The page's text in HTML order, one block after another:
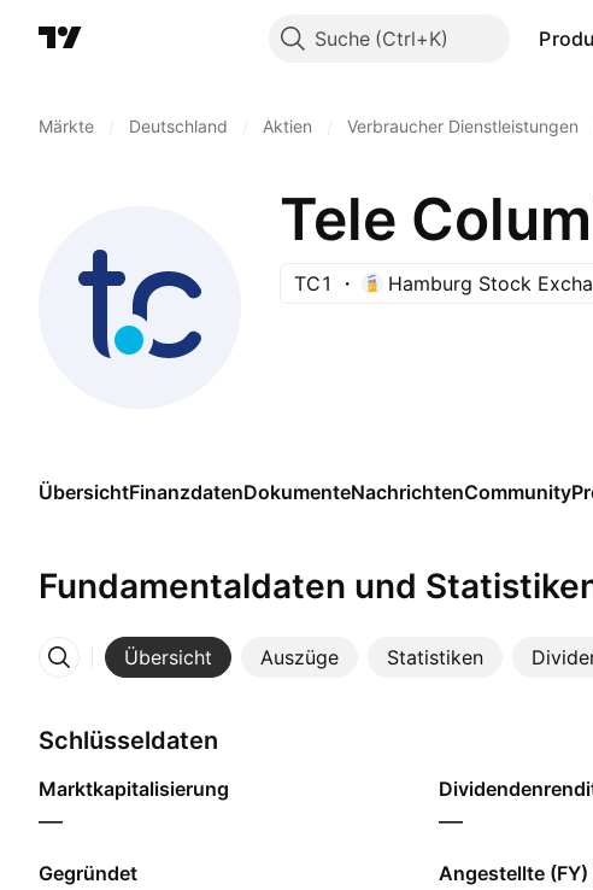
Suche
Märkte Deutschland Aktien Verbraucher Dienstleistungen
Tele
TC1 Hamburg Stock
ÜbersichtFinanzdatenDokumenteNachrichtenCommunity
Fundamentaldaten und
Übersicht Auszüge Statistiken
Mehr
Schlüsseldaten
Marktkapitalisierung
— —
Gegründet Angestellte (FY)